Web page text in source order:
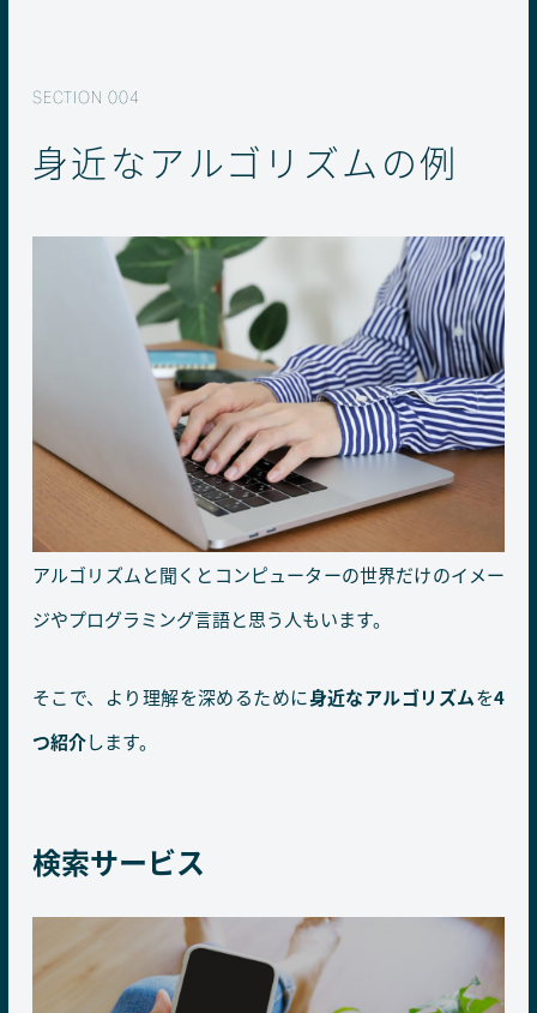
身近なアルゴリズムの例
アルゴリズムと聞くとコンピューターの世界だけのイメー
ジやプログラミング言語と思う人もいます。
そこで、より理解を深めるために身近なアルゴリズムを4
つ紹介します。
検索サービス